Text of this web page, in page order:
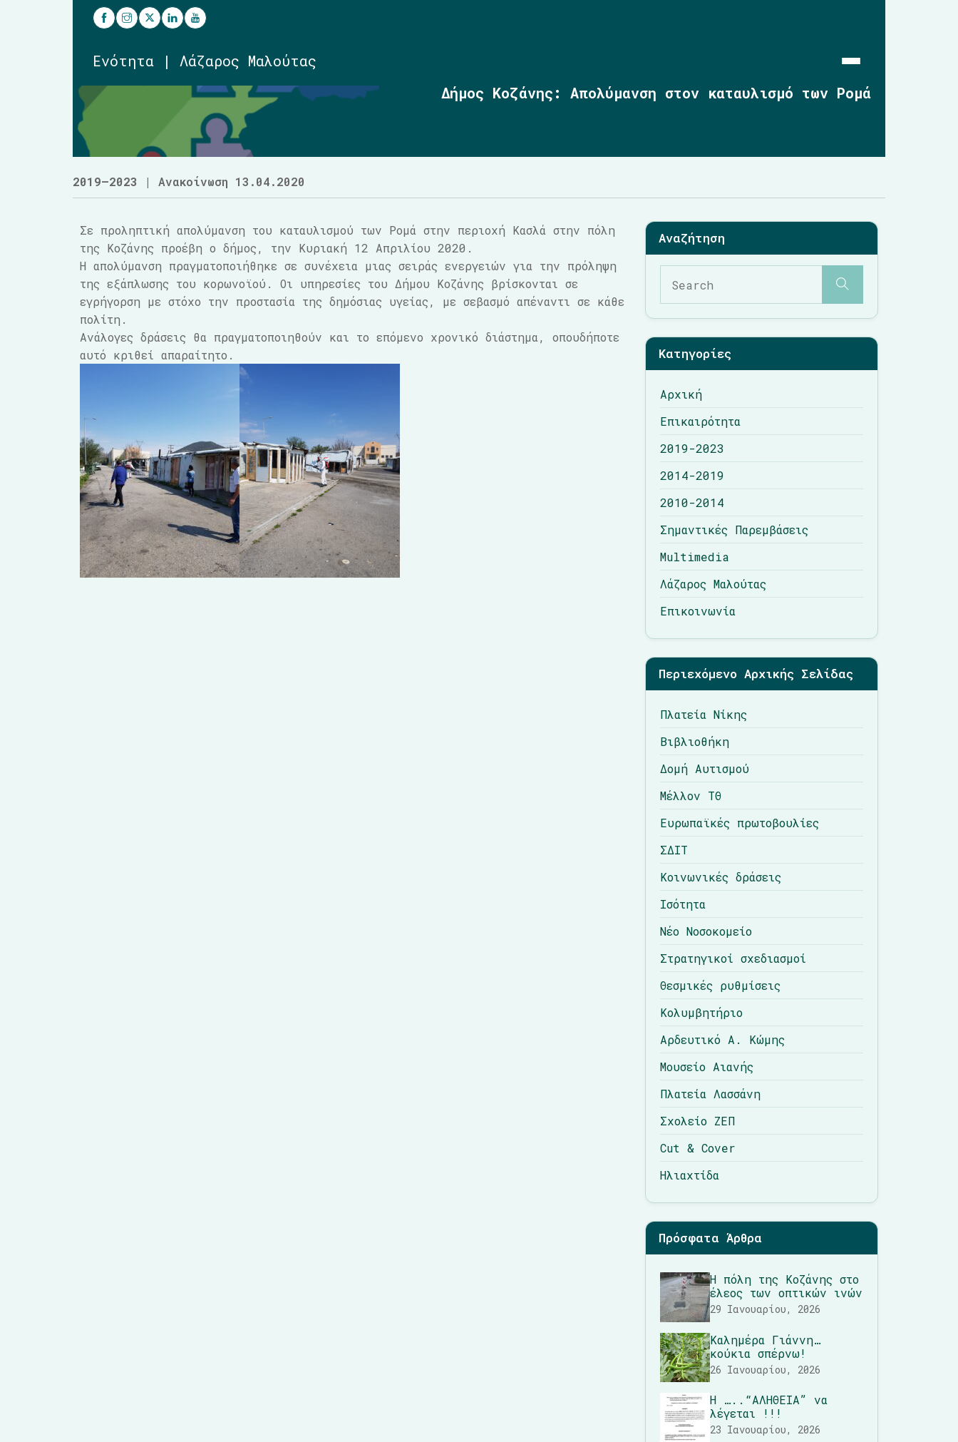
Ενότητα | Λάζαρος Μαλούτας
2019-2023
2014-2019
2010-2014
Σημαντικές Παρεμβάσεις
Multimedia
Λάζαρος Μαλούτας
Επικοινωνία
Δήμος Κοζάνης: Απολύμανση στον καταυλισμό των Ρομά
2019–2023 | Ανακοίνωση 13.04.2020
Σε προληπτική απολύμανση του καταυλισμού των Ρομά στην περιοχή Κασλά στην πόλη
της Κοζάνης προέβη ο δήμος, την Κυριακή 12 Απριλίου 2020.
Η απολύμανση πραγματοποιήθηκε σε συνέχεια μιας σειράς ενεργειών για την πρόληψη
της εξάπλωσης του κορωνοϊού. Οι υπηρεσίες του Δήμου Κοζάνης βρίσκονται σε
εγρήγορση με στόχο την προστασία της δημόσιας υγείας, με σεβασμό απέναντι σε κάθε
πολίτη.
Ανάλογες δράσεις θα πραγματοποιηθούν και το επόμενο χρονικό διάστημα, οπουδήποτε
αυτό κριθεί απαραίτητο.
Κατηγορίες
Αρχική
Επικαιρότητα
2019-2023
2014-2019
2010-2014
Σημαντικές Παρεμβάσεις
Multimedia
Λάζαρος Μαλούτας
Επικοινωνία
Περιεχόμενο Αρχικής Σελίδας
Πλατεία Νίκης
Βιβλιοθήκη
Δομή Αυτισμού
Μέλλον ΤΘ
Ευρωπαϊκές πρωτοβουλίες
ΣΔΙΤ
Κοινωνικές δράσεις
Ισότητα
Νέο Νοσοκομείο
Στρατηγικοί σχεδιασμοί
Θεσμικές ρυθμίσεις
Κολυμβητήριο
Αρδευτικό Α. Κώμης
Μουσείο Αιανής
Πλατεία Λασσάνη
Σχολείο ΖΕΠ
Cut & Cover
Ηλιαχτίδα
Πρόσφατα Άρθρα
Η πόλη της Κοζάνης στο
έλεος των οπτικών ινών
29 Ιανουαρίου, 2026
Καλημέρα Γιάννη…
κούκια σπέρνω!
26 Ιανουαρίου, 2026
Η …..“ΑΛΗΘΕΙΑ” να
λέγεται !!!
23 Ιανουαρίου, 2026